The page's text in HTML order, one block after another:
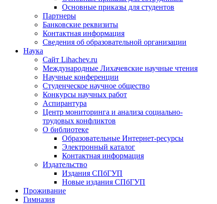
Основные приказы для студентов
Партнеры
Банковские реквизиты
Контактная информация
Сведения об образовательной организации
Наука
Сайт Lihachev.ru
Международные Лихачевские научные чтения
Научные конференции
Студенческое научное общество
Конкурсы научных работ
Аспирантура
Центр мониторинга и анализа социально-
трудовых конфликтов
О библиотеке
Образовательные Интернет-ресурсы
Электронный каталог
Контактная информация
Издательство
Издания СПбГУП
Новые издания СПбГУП
Проживание
Гимназия